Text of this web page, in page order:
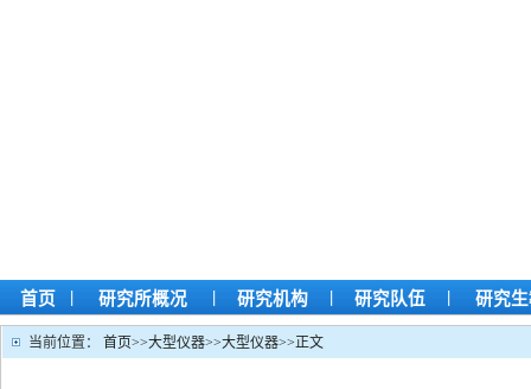
首页 | 研究所概况 | 研究机构 | 研究队伍 | 研究
当前位置： 首页>>大型仪器>>大型仪器>>正文